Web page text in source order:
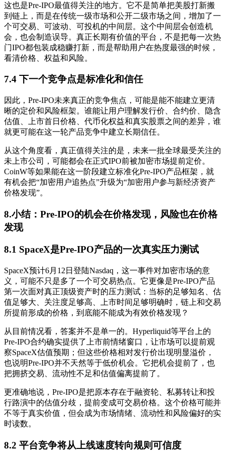
这也是Pre-IPO最值得关注的地方。它不是简单把美股打新搬
到链上，而是在传统一级市场和公开二级市场之间，增加了一
个可交易、可波动、可投机的中间层。这个中间层会创造机
会，也会制造误导。真正长期有价值的平台，不是把每一次热
门IPO都包装成稳赚打新，而是帮助用户在热度最强的时候，
看清价格、权益和风险。
7.4 下一个竞争点是标准化和信任
因此，Pre-IPO未来真正的竞争焦点，可能是能不能建立更清
晰的定价和风险框架。谁能让用户理解发行价、合约价、隐含
估值、上市首日价格、代币化权益和真实股票之间的差异，谁
就更可能在这一轮产品竞争中建立长期信任。
从这个角度看，真正值得关注的是，未来一批全球最受关注的
未上市公司，可能都会在正式IPO前被加密市场提前定价。
CoinW等如果能在这一阶段建立标准化Pre-IPO产品框架，就
有机会把“加密用户追热点”升级为“加密用户参与新经济资产
价格发现”。
8.小结：Pre-IPO的机会在价格发现，风险也在价格
发现
8.1 SpaceX是Pre-IPO产品的一次真实压力测试
SpaceX预计6月12日登陆Nasdaq，这一事件对加密市场的意
义，可能不只是多了一个可交易热点。它更像是Pre-IPO产品
第一次面对真正顶级资产时的压力测试：当标的足够知名、估
值足够大、关注度足够高、上市时间足够明确时，链上和交易
所提前形成的价格，到底能不能成为有效价格发现？
从目前情况看，答案并不是单一的。Hyperliquid等平台上的
Pre-IPO合约确实提供了上市前情绪窗口，让市场可以提前观
察SpaceX估值预期；但这些价格相对发行价出现明显溢价，
也说明Pre-IPO并不天然等于低价机会。它把机会提前了，也
把拥挤交易、流动性不足和估值偏离提前了。
更准确地说，Pre-IPO是把原本存在于融资轮、私募转让和投
行路演中的估值分歧，提前变成可交易价格。这个价格可能并
不等于真实价值，但会成为市场情绪、流动性和风险偏好的实
时读数。
8.2 平台竞争将从上线速度转向规则可信度